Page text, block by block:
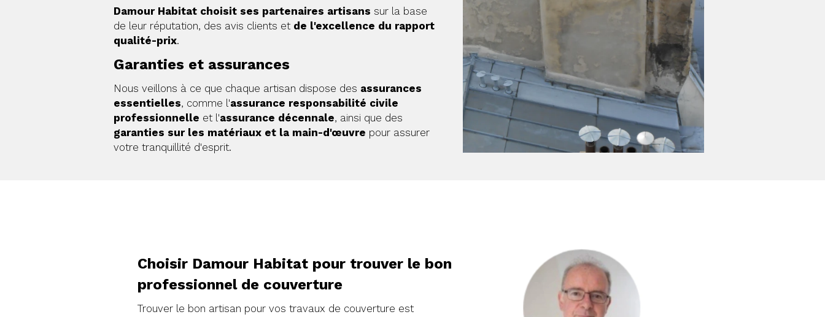
Damour Habitat choisit ses partenaires artisans sur la base
de leur réputation, des avis clients et de l'excellence du rapport
qualité-prix.
Garanties et assurances
Nous veillons à ce que chaque artisan dispose des assurances
essentielles, comme l'assurance responsabilité civile
professionnelle et l'assurance décennale, ainsi que des
garanties sur les matériaux et la main-d'œuvre pour assurer
votre tranquillité d'esprit.
Choisir Damour Habitat pour trouver le bon
professionnel de couverture
Trouver le bon artisan pour vos travaux de couverture est